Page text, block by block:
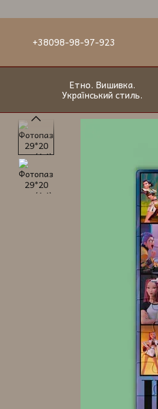
+38098-98-97-923
Етно. Вишивка.
Український стиль.